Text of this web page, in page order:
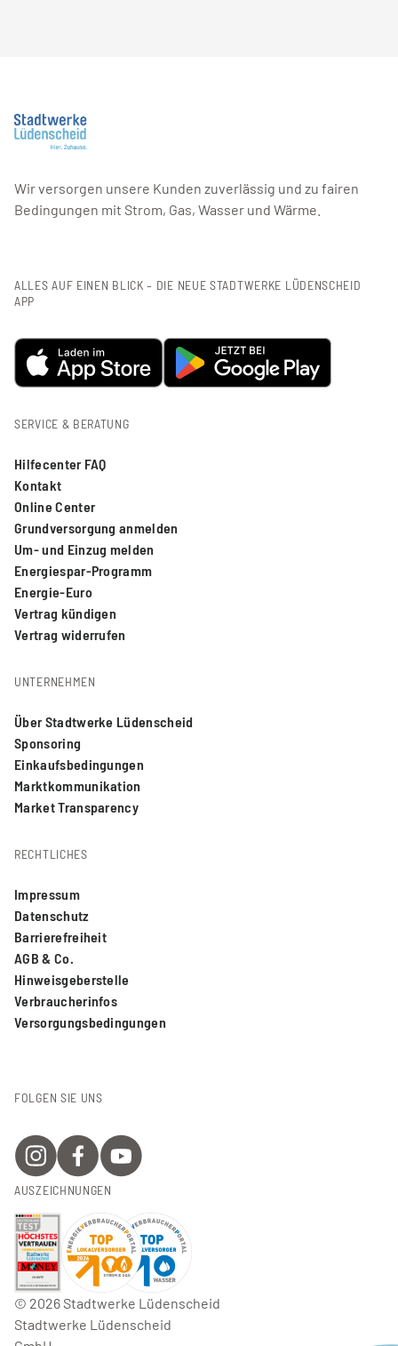
Wir versorgen unsere Kunden zuverlässig und zu fairen
Bedingungen mit Strom, Gas, Wasser und Wärme.
ALLES AUF EINEN BLICK – DIE NEUE STADTWERKE LÜDENSCHEID
APP
SERVICE & BERATUNG
Hilfecenter FAQ
Kontakt
Online Center
Grundversorgung anmelden
Um- und Einzug melden
Energiespar-Programm
Energie-Euro
Vertrag kündigen
Vertrag widerrufen
UNTERNEHMEN
Über Stadtwerke Lüdenscheid
Sponsoring
Einkaufsbedingungen
Marktkommunikation
Market Transparency
RECHTLICHES
Impressum
Datenschutz
Barrierefreiheit
AGB & Co.
Hinweisgeberstelle
Verbraucherinfos
Versorgungsbedingungen
FOLGEN SIE UNS
AUSZEICHNUNGEN
© 2026 Stadtwerke Lüdenscheid
Stadtwerke Lüdenscheid